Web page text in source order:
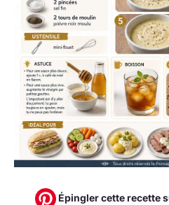
Épingler cette recette